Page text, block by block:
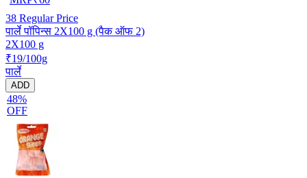
38 Regular Price
पार्ले पॉपिन्स 2X100 g (पैक ऑफ 2)
2X100 g
₹19/100g
पार्ले
ADD
48%
OFF